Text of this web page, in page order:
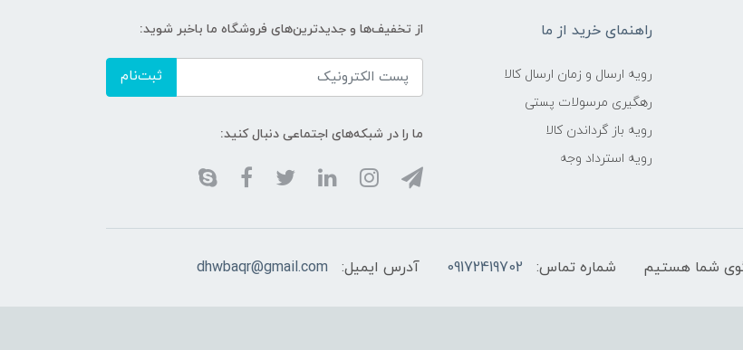
راهنمای خرید از ما
رویه ارسال و زمان ارسال کالا
رهگیری مرسولات پستی
رویه باز گرداندن کالا
رویه استرداد وجه
از تخفیف‌ها و جدیدترین‌های فروشگاه ما باخبر شوید:
ثبت‌نام
ما را در شبکه‌های اجتماعی دنبال کنید:
شماره تماس: 09172419702 آدرس ایمیل: dhwbaqr@gmail.com